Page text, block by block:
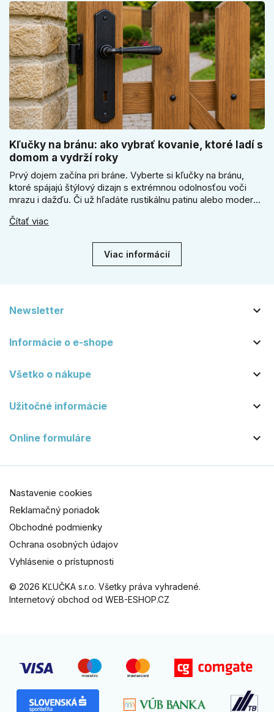
Kľučky na bránu: ako vybrať kovanie, ktoré ladí s
domom a vydrží roky
Prvý dojem začína pri bráne. Vyberte si kľučky na bránu,
ktoré spájajú štýlový dizajn s extrémnou odolnosťou voči
mrazu i dažďu. Či už hľadáte rustikálnu patinu alebo moderné
vydrží roky. Zabezpečte svoj vstup kvalitou, ktorá prežije
Čítať viac
Viac informácií
Newsletter 
Informácie o e-shope 
Všetko o nákupe 
Užitočné informácie 
Online formuláre 
© 2026 KĽUČKA s.r.o. Všetky práva vyhradené.
Internetový obchod od WEB-ESHOP.CZ
Nastavenie cookies
Reklamačný poriadok
Obchodné podmienky
Ochrana osobných údajov
Vyhlásenie o prístupnosti